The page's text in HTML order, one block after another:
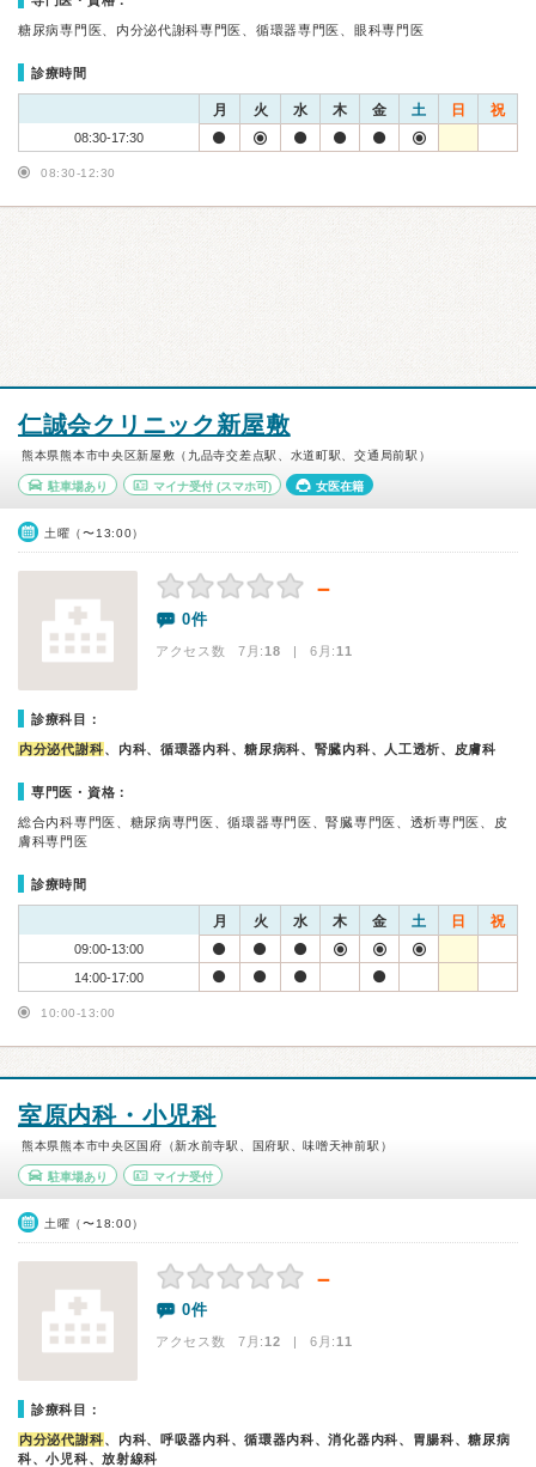
糖尿病専門医、内分泌代謝科専門医、循環器専門医、眼科専門医
診療時間
月 火 水 木 金 土 日 祝
08:30-17:30
08:30-12:30
仁誠会クリニック新屋敷
熊本県熊本市中央区新屋敷（九品寺交差点駅、水道町駅、交通局前駅）
駐車場あり マイナ受付(スマホ可) 女医在籍
土曜（〜13:00）
－
0件
アクセス数 7月:18 | 6月:11
診療科目：
内分泌代謝科、内科、循環器内科、糖尿病科、腎臓内科、人工透析、皮膚科
専門医・資格：
総合内科専門医、糖尿病専門医、循環器専門医、腎臓専門医、透析専門医、皮
膚科専門医
診療時間
月 火 水 木 金 土 日 祝
09:00-13:00
14:00-17:00
10:00-13:00
室原内科・小児科
熊本県熊本市中央区国府（新水前寺駅、国府駅、味噌天神前駅）
駐車場あり マイナ受付
土曜（〜18:00）
－
0件
アクセス数 7月:12 | 6月:11
診療科目：
内分泌代謝科、内科、呼吸器内科、循環器内科、消化器内科、胃腸科、糖尿病
科、小児科、放射線科